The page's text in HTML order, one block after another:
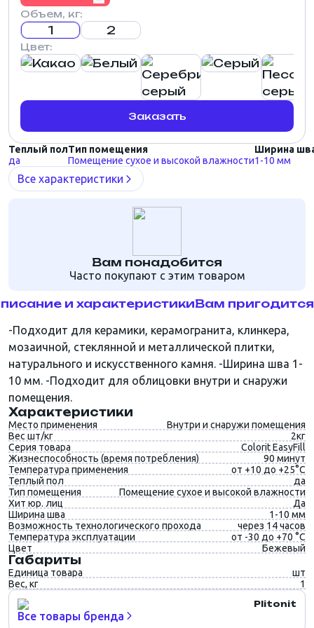
Теплый пол
да
Тип помещения
Помещение сухое и высокой влажности
Ширина
1-10 мм
Все характеристики
Вам понадобится
Часто покупают с этим товаром
Объем, кг:
1 2
Цвет:
Заказать
и характеристикиВам пригодится
-Подходит для керамики, керамогранита, клинкера,
мозаичной, стеклянной и металлической плитки,
натурального и искусственного камня. -Ширина шва 1-
10 мм. -Подходит для облицовки внутри и снаружи
помещения.
Характеристики
Место применения
Внутри и снаружи помещения
Вес шт/кг
2кг
Серия товара
Colorit EasyFill
Жизнеспособность (время потребления)
90 минут
Температура применения
от +10 до +25°C
Теплый пол
да
Тип помещения
Помещение сухое и высокой влажности
Хит юр. лиц
Да
Ширина шва
1-10 мм
Возможность технологического прохода
через 14 часов
Температура эксплуатации
от -30 до +70 °С
Цвет
Бежевый
Габариты
Единица товара
шт
Вес, кг
1
Plitonit
Все товары бренда